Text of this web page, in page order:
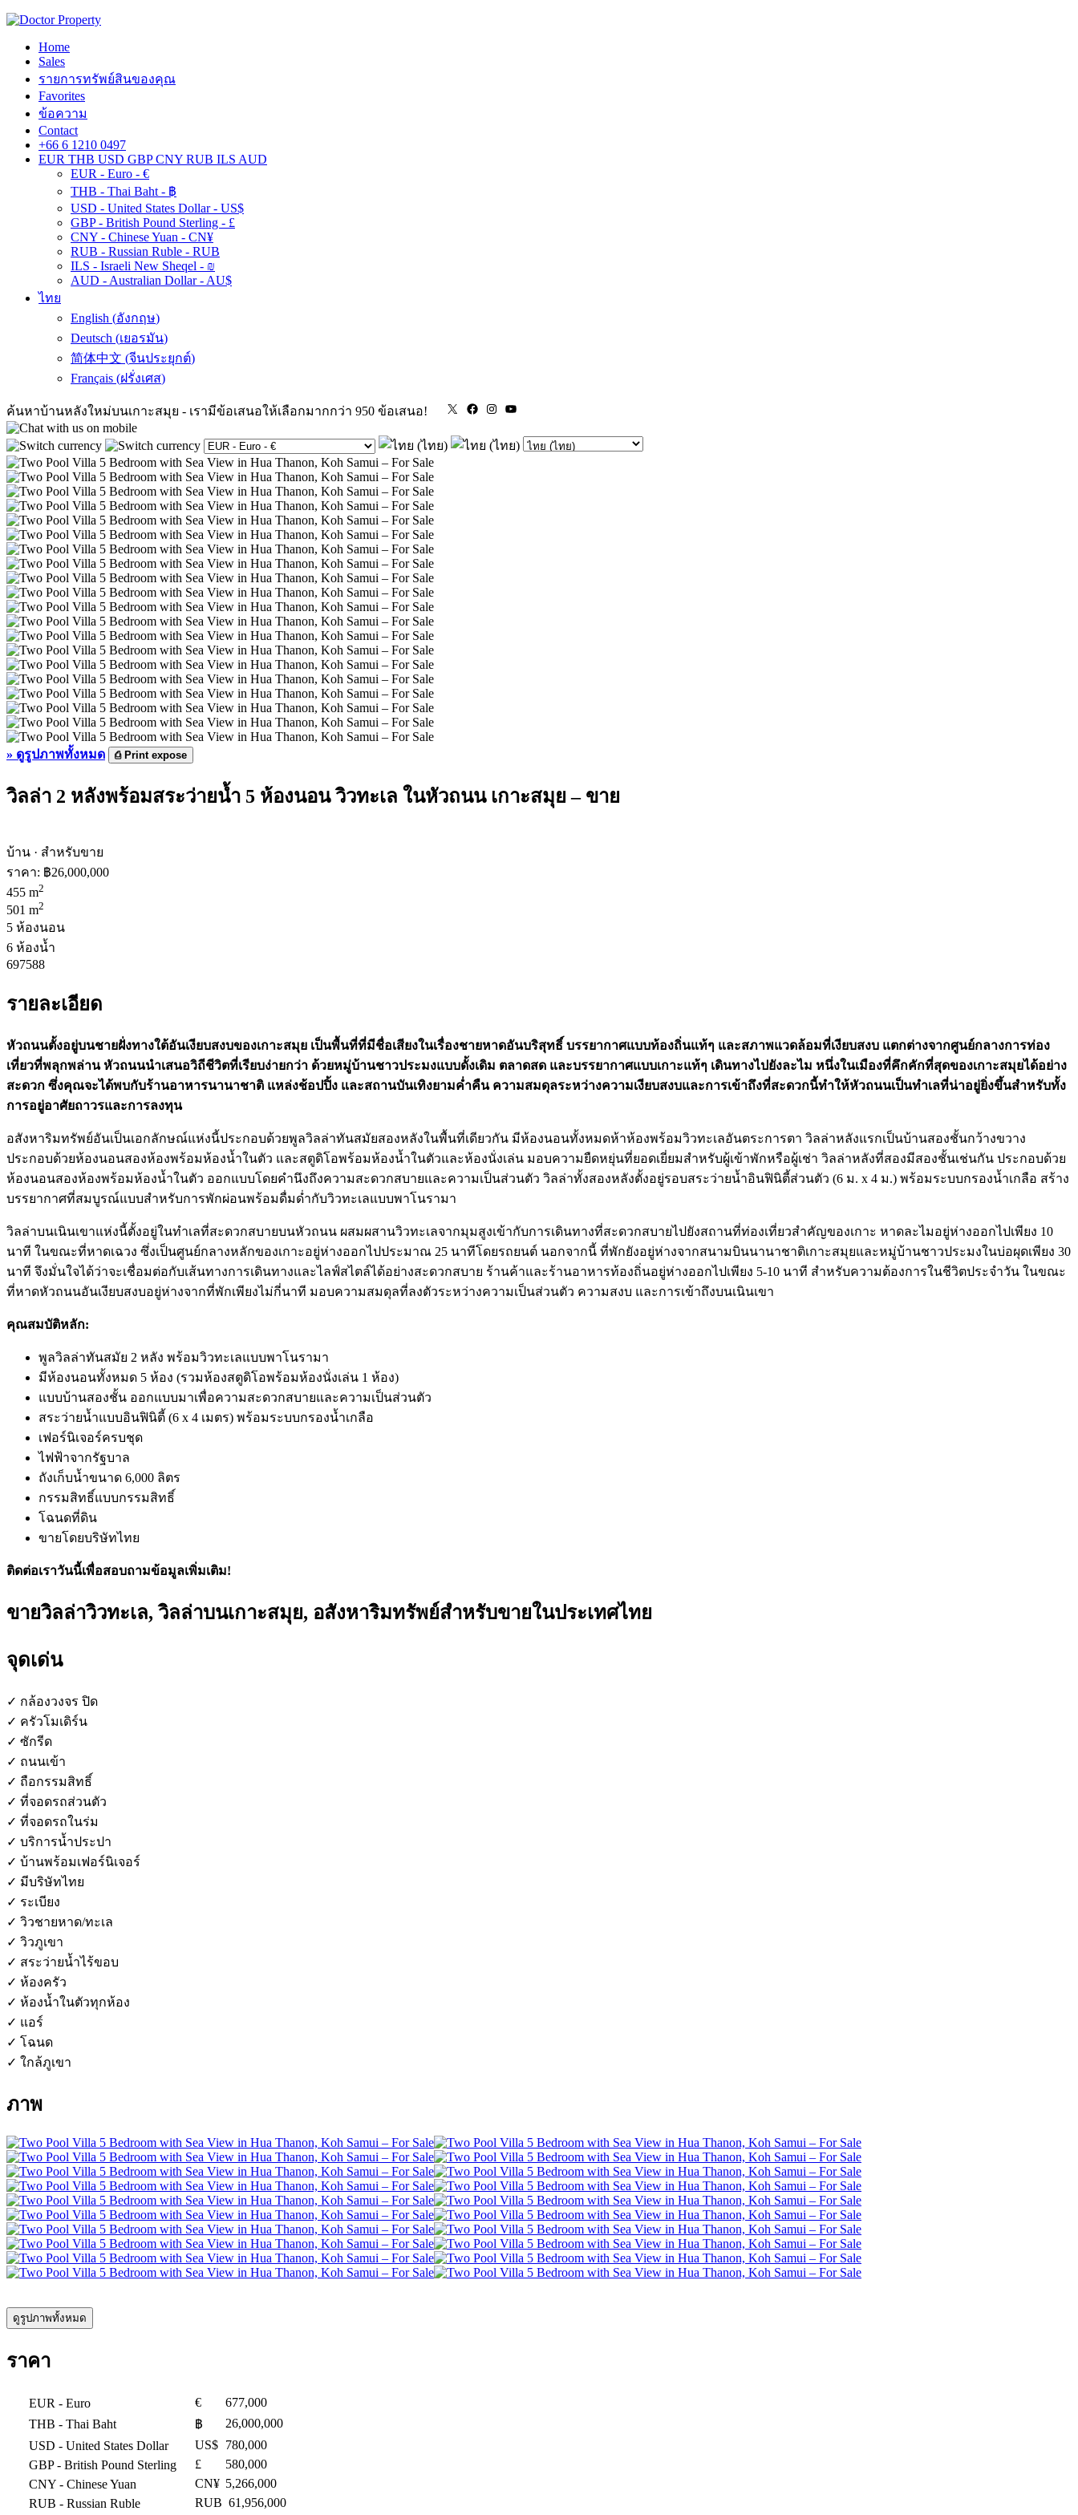
Home
Sales
รายการทรัพย์สินของคุณ
Favorites
ข้อความ
Contact
+66 6 1210 0497
EUR THB USD GBP CNY RUB ILS AUD
EUR - Euro - €
THB - Thai Baht - ฿
USD - United States Dollar - US$
GBP - British Pound Sterling - £
CNY - Chinese Yuan - CN¥
RUB - Russian Ruble - RUB
ILS - Israeli New Sheqel - ₪
AUD - Australian Dollar - AU$
ไทย
English (อังกฤษ)
Deutsch (เยอรมัน)
简体中文 (จีนประยุกต์)
Français (ฝรั่งเศส)
ค้นหาบ้านหลังใหม่บนเกาะสมุย - เรามีข้อเสนอให้เลือกมากกว่า 950 ข้อเสนอ! X FacebookInstagram
» ดูรูปภาพทั้งหมด ⎙Print expose
วิลล่า 2 หลังพร้อมสระว่ายน้ำ 5 ห้องนอน วิวทะเล ในหัวถนน เกาะสมุย – ขาย
บ้าน · สำหรับขาย
ราคา: ฿26,000,000
455 m2
501 m2
5 ห้องนอน
6 ห้องน้ำ
697588
รายละเอียด
หัวถนนตั้งอยู่บนชายฝั่งทางใต้อันเงียบสงบของเกาะสมุย เป็นพื้นที่ที่มีชื่อเสียงในเรื่องชายหาดอันบริสุทธิ์ บรรยากาศแบบท้องถิ่นแท้ๆ และสภาพแวดล้อมที่เงียบสงบ แตกต่างจากศูนย์กลางการท่อง
เที่ยวที่พลุกพล่าน หัวถนนนำเสนอวิถีชีวิตที่เรียบง่ายกว่า ด้วยหมู่บ้านชาวประมงแบบดั้งเดิม ตลาดสด และบรรยากาศแบบเกาะแท้ๆ เดินทางไปยังละไม หนึ่งในเมืองที่คึกคักที่สุดของเกาะสมุยได้อย่าง
สะดวก ซึ่งคุณจะได้พบกับร้านอาหารนานาชาติ แหล่งช้อปปิ้ง และสถานบันเทิงยามค่ำคืน ความสมดุลระหว่างความเงียบสงบและการเข้าถึงที่สะดวกนี้ทำให้หัวถนนเป็นทำเลที่น่าอยู่ยิ่งขึ้นสำหรับทั้ง
การอยู่อาศัยถาวรและการลงทุน
อสังหาริมทรัพย์อันเป็นเอกลักษณ์แห่งนี้ประกอบด้วยพูลวิลล่าทันสมัยสองหลังในพื้นที่เดียวกัน มีห้องนอนทั้งหมดห้าห้องพร้อมวิวทะเลอันตระการตา วิลล่าหลังแรกเป็นบ้านสองชั้นกว้างขวาง
ประกอบด้วยห้องนอนสองห้องพร้อมห้องน้ำในตัว และสตูดิโอพร้อมห้องน้ำในตัวและห้องนั่งเล่น มอบความยืดหยุ่นที่ยอดเยี่ยมสำหรับผู้เข้าพักหรือผู้เช่า วิลล่าหลังที่สองมีสองชั้นเช่นกัน ประกอบด้วย
ห้องนอนสองห้องพร้อมห้องน้ำในตัว ออกแบบโดยคำนึงถึงความสะดวกสบายและความเป็นส่วนตัว วิลล่าทั้งสองหลังตั้งอยู่รอบสระว่ายน้ำอินฟินิตี้ส่วนตัว (6 ม. x 4 ม.) พร้อมระบบกรองน้ำเกลือ สร้าง
บรรยากาศที่สมบูรณ์แบบสำหรับการพักผ่อนพร้อมดื่มด่ำกับวิวทะเลแบบพาโนรามา
วิลล่าบนเนินเขาแห่งนี้ตั้งอยู่ในทำเลที่สะดวกสบายบนหัวถนน ผสมผสานวิวทะเลจากมุมสูงเข้ากับการเดินทางที่สะดวกสบายไปยังสถานที่ท่องเที่ยวสำคัญของเกาะ หาดละไมอยู่ห่างออกไปเพียง 10
นาที ในขณะที่หาดเฉวง ซึ่งเป็นศูนย์กลางหลักของเกาะอยู่ห่างออกไปประมาณ 25 นาทีโดยรถยนต์ นอกจากนี้ ที่พักยังอยู่ห่างจากสนามบินนานาชาติเกาะสมุยและหมู่บ้านชาวประมงในบ่อผุดเพียง 30
นาที จึงมั่นใจได้ว่าจะเชื่อมต่อกับเส้นทางการเดินทางและไลฟ์สไตล์ได้อย่างสะดวกสบาย ร้านค้าและร้านอาหารท้องถิ่นอยู่ห่างออกไปเพียง 5-10 นาที สำหรับความต้องการในชีวิตประจำวัน ในขณะ
ที่หาดหัวถนนอันเงียบสงบอยู่ห่างจากที่พักเพียงไม่กี่นาที มอบความสมดุลที่ลงตัวระหว่างความเป็นส่วนตัว ความสงบ และการเข้าถึงบนเนินเขา
คุณสมบัติหลัก:
พูลวิลล่าทันสมัย ​​2 หลัง พร้อมวิวทะเลแบบพาโนรามา
มีห้องนอนทั้งหมด 5 ห้อง (รวมห้องสตูดิโอพร้อมห้องนั่งเล่น 1 ห้อง)
แบบบ้านสองชั้น ออกแบบมาเพื่อความสะดวกสบายและความเป็นส่วนตัว
สระว่ายน้ำแบบอินฟินิตี้ (6 x 4 เมตร) พร้อมระบบกรองน้ำเกลือ
เฟอร์นิเจอร์ครบชุด
ไฟฟ้าจากรัฐบาล
ถังเก็บน้ำขนาด 6,000 ลิตร
กรรมสิทธิ์แบบกรรมสิทธิ์
โฉนดที่ดิน
ขายโดยบริษัทไทย
ติดต่อเราวันนี้เพื่อสอบถามข้อมูลเพิ่มเติม!
ขายวิลล่าวิวทะเล, วิลล่าบนเกาะสมุย, อสังหาริมทรัพย์สำหรับขายในประเทศไทย
จุดเด่น
✓ กล้องวงจร ปิด
✓ ครัวโมเดิร์น
✓ ซักรีด
✓ ถนนเข้า
✓ ถือกรรมสิทธิ์
✓ ที่จอดรถส่วนตัว
✓ ที่จอดรถในร่ม
✓ บริการน้ำประปา
✓ บ้านพร้อมเฟอร์นิเจอร์
✓ มีบริษัทไทย
✓ ระเบียง
✓ วิวชายหาด/ทะเล
✓ วิวภูเขา
✓ สระว่ายน้ำไร้ขอบ
✓ ห้องครัว
✓ ห้องน้ำในตัวทุกห้อง
✓ แอร์
✓ โฉนด
✓ ใกล้ภูเขา
ภาพ
ดูรูปภาพทั้งหมด
ราคา
EUR - Euro €
677,000
THB - Thai Baht ฿
26,000,000
USD - United States Dollar US$ 780,000
GBP- British Pound Sterling £
580,000
CNY - Chinese Yuan CN¥ 5,266,000
RUB - Russian Ruble RUB 61,956,000